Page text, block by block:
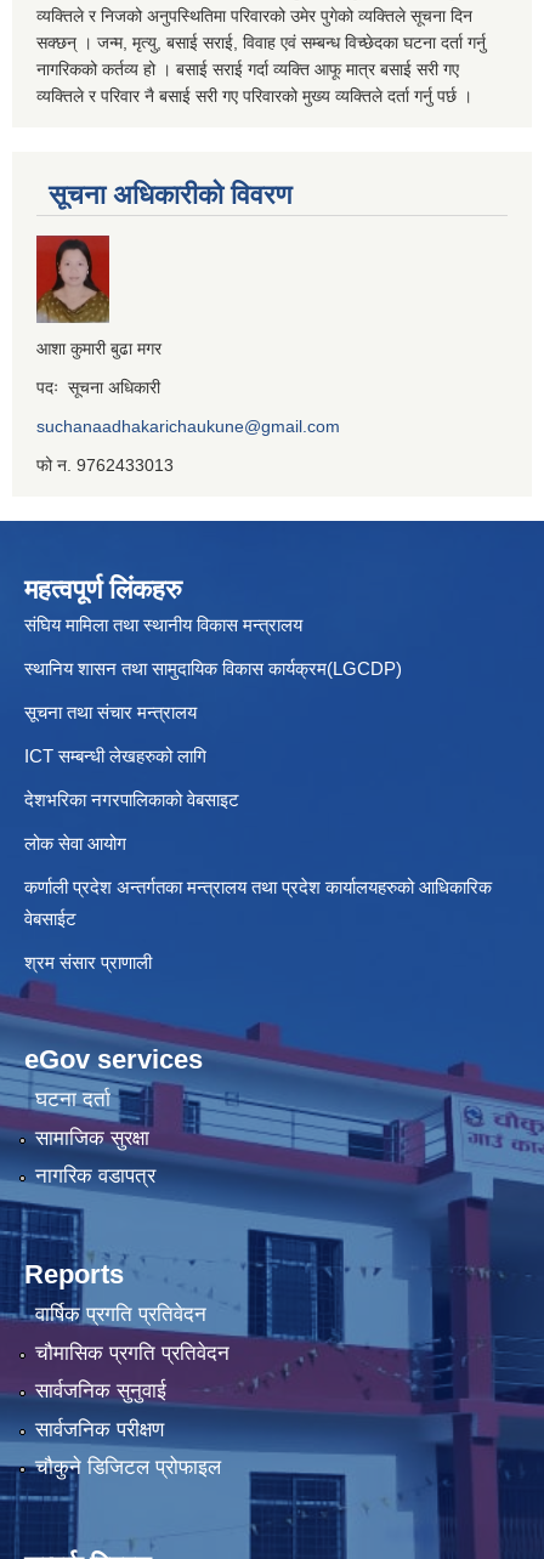
व्यक्तिले र निजको अनुपस्थितिमा परिवारको उमेर पुगेको व्यक्तिले सूचना दिन
सक्छन् । जन्म, मृत्यु, बसाई सराई, विवाह एवं सम्बन्ध विच्छेदका घटना दर्ता गर्नु
नागरिकको कर्तव्य हो । बसाई सराई गर्दा व्यक्ति आफू मात्र बसाई सरी गए
व्यक्तिले र परिवार नै बसाई सरी गए परिवारको मुख्य व्यक्तिले दर्ता गर्नु पर्छ ।
सूचना अधिकारीको विवरण
आशा कुमारी बुढा मगर
पदः सूचना अधिकारी
suchanaadhakarichaukune@gmail.com
फो न. 9762433013
महत्वपूर्ण लिंकहरु
संघिय मामिला तथा स्थानीय विकास मन्त्रालय
स्थानिय शासन तथा सामुदायिक विकास कार्यक्रम(LGCDP)
सूचना तथा संचार मन्त्रालय
ICT सम्बन्धी लेखहरुको लागि
देशभरिका नगरपालिकाको वेबसाइट
लोक सेवा आयोग
कर्णाली प्रदेश अन्तर्गतका मन्त्रालय तथा प्रदेश कार्यालयहरुको आधिकारिक
वेबसाईट
श्रम संसार प्राणाली
eGov services
घटना दर्ता
सामाजिक सुरक्षा
नागरिक वडापत्र
Reports
वार्षिक प्रगति प्रतिवेदन
चौमासिक प्रगति प्रतिवेदन
सार्वजनिक सुनुवाई
सार्वजनिक परीक्षण
चौकुने डिजिटल प्रोफाइल